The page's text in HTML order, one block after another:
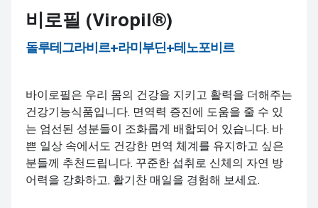
비로필 (Viropil®)
돌루테그라비르+라미부딘+테노포비르
바이로필은 우리 몸의 건강을 지키고 활력을 더해주는
건강기능식품입니다. 면역력 증진에 도움을 줄 수 있
는 엄선된 성분들이 조화롭게 배합되어 있습니다. 바
쁜 일상 속에서도 건강한 면역 체계를 유지하고 싶은
분들께 추천드립니다. 꾸준한 섭취로 신체의 자연 방
어력을 강화하고, 활기찬 매일을 경험해 보세요.